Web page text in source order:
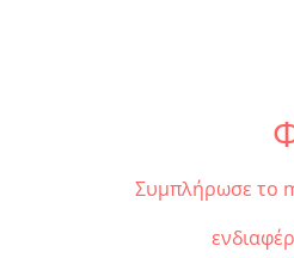
Συμπλήρωσε το